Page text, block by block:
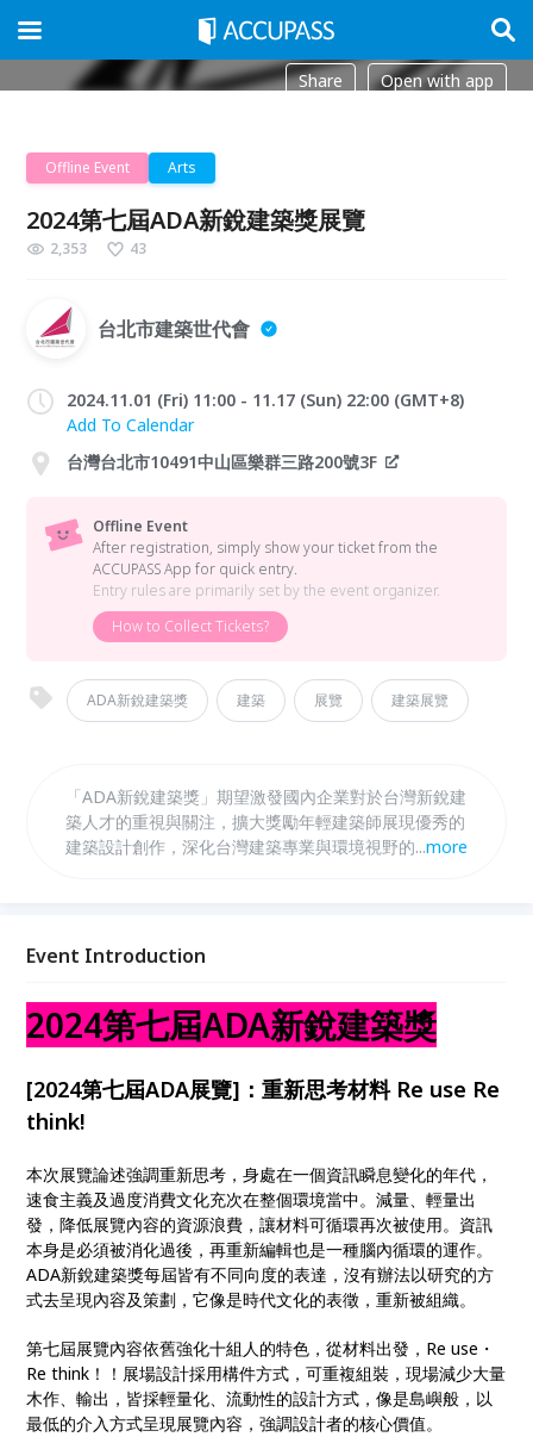
Share Open with app
Offline Event Arts
2024第七屆ADA新銳建築獎展覽
2,353 43
台北市建築世代會
2024.11.01 (Fri) 11:00 - 11.17 (Sun) 22:00 (GMT+8)
Add To Calendar
台灣台北市10491中山區樂群三路200號3F
Offline Event
After registration, simply show your ticket from the
ACCUPASS App for quick entry.
Entry rules are primarily set by the event organizer.
How to Collect Tickets?
ADA新銳建築獎 建築 展覽 建築展覽
「ADA新銳建築獎」期望激發國內企業對於台灣新銳建
築人才的重視與關注，擴大獎勵年輕建築師展現優秀的
建築設計創作，深化台灣建築專業與環境視野的持續發
...more
Event Introduction
2024第七屆ADA新銳建築獎
[2024第七屆ADA展覽]：重新思考材料 Re use Re
think!
本次展覽論述強調重新思考，身處在一個資訊瞬息變化的年代，
速食主義及過度消費文化充次在整個環境當中。減量、輕量出
發，降低展覽內容的資源浪費，讓材料可循環再次被使用。資訊
本身是必須被消化過後，再重新編輯也是一種腦內循環的運作。
ADA新銳建築獎每屆皆有不同向度的表達，沒有辦法以研究的方
式去呈現內容及策劃，它像是時代文化的表徵，重新被組織。
第七屆展覽內容依舊強化十組人的特色，從材料出發，Re use・
Re think！！展場設計採用構件方式，可重複組裝，現場減少大量
木作、輸出，皆採輕量化、流動性的設計方式，像是島嶼般，以
最低的介入方式呈現展覽內容，強調設計者的核心價值。